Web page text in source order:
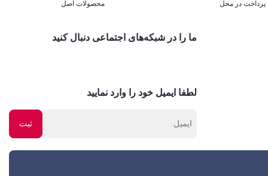
پرداخت در محل محصولات اصل
ما را در شبکه‌های اجتماعی دنبال کنید
لطفا ایمیل خود را وارد نمایید